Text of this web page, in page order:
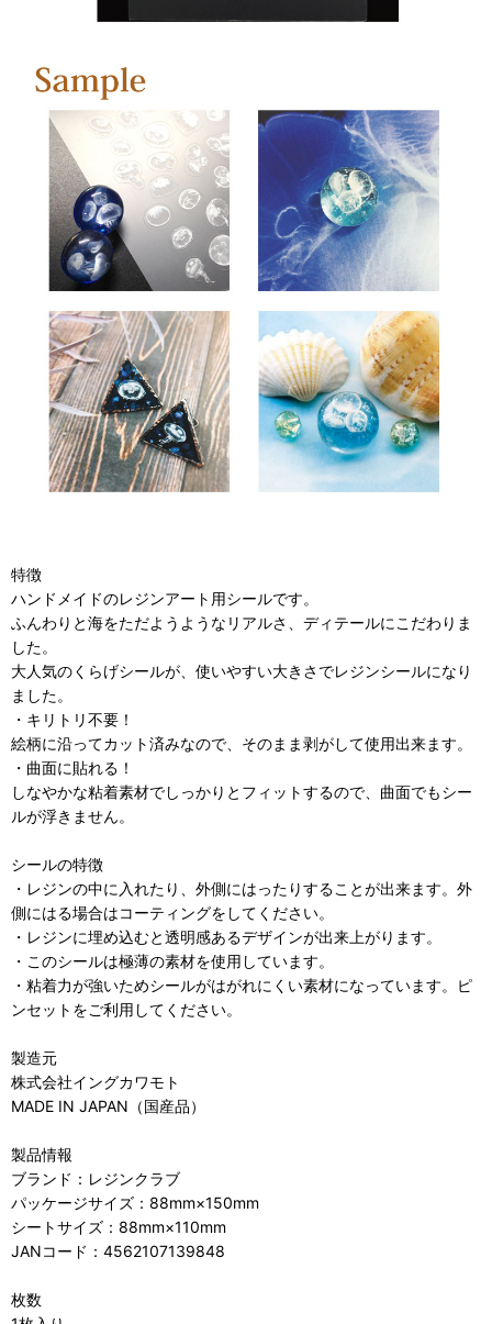
特徴
ハンドメイドのレジンアート用シールです。
ふんわりと海をただようようなリアルさ、ディテールにこだわりま
した。
大人気のくらげシールが、使いやすい大きさでレジンシールになり
ました。
・キリトリ不要！
絵柄に沿ってカット済みなので、そのまま剥がして使用出来ます。
・曲面に貼れる！
しなやかな粘着素材でしっかりとフィットするので、曲面でもシー
ルが浮きません。
シールの特徴
・レジンの中に入れたり、外側にはったりすることが出来ます。外
側にはる場合はコーティングをしてください。
・レジンに埋め込むと透明感あるデザインが出来上がります。
・このシールは極薄の素材を使用しています。
・粘着力が強いためシールがはがれにくい素材になっています。ピ
ンセットをご利用してください。
製造元
株式会社イングカワモト
MADE IN JAPAN（国産品）
製品情報
ブランド：レジンクラブ
パッケージサイズ：88mm×150mm
シートサイズ：88mm×110mm
JANコード：4562107139848
枚数